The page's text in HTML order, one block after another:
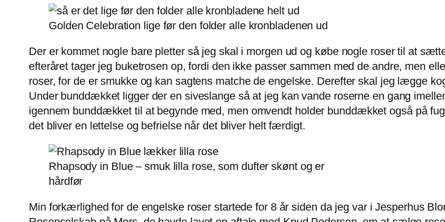
Golden Celebration lige før den folder alle kronbladenen ud
Der er kommet nogle bare pletter så jeg skal i morgen ud og købe nogle roser til at
efteråret tager jeg buketrosen op, fordi den ikke passer sammen med de andre, men
roser, for de er smukke og kan sagtens matche de engelske. Derefter skal jeg lægge
Under bunddækket ligger der en siveslange så at jeg kan vande roserne en gang
igennem bunddækket til at begynde med, men omvendt holder bunddækket også på
det bliver en lettelse og befrielse når det bliver helt færdigt.
Rhapsody in Blue – smuk lilla rose, som dufter skønt og er
hårdfør
Min forkærlighed for de engelske roser startede for 8 år siden da jeg var i Jesperhus